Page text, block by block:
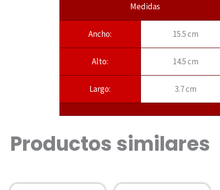
Medidas
Ancho: 15.5 cm
Alto: 14.5 cm
Largo: 3.7 cm
Productos similares